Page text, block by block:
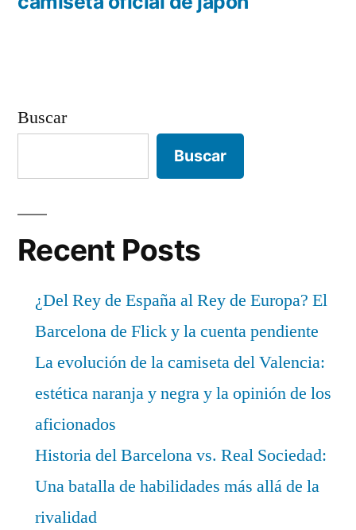
Buscar
Buscar
Recent Posts
¿Del Rey de España al Rey de Europa? El
Barcelona de Flick y la cuenta pendiente
La evolución de la camiseta del Valencia:
estética naranja y negra y la opinión de los
aficionados
Historia del Barcelona vs. Real Sociedad:
Una batalla de habilidades más allá de la
rivalidad